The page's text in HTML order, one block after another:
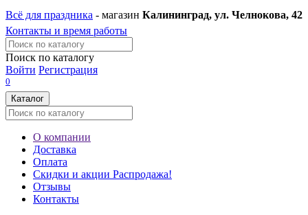
Всё для праздника - магазин Калининград, ул. Челнокова, 42
Контакты и время работы
Поиск по каталогу
Войти Регистрация
0
Каталог
О компании
Доставка
Оплата
Скидки и акции Распродажа!
Отзывы
Контакты